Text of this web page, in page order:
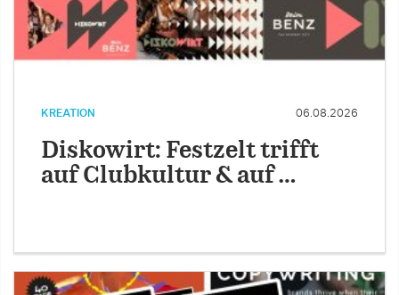
KREATION 06.08.2026
Diskowirt: Festzelt trifft
auf Clubkultur & auf …